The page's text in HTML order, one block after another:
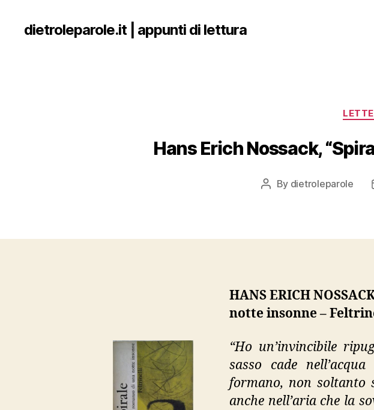
dietroleparole.it | appunti di lettura
Hans Erich Nossack,
Post
By dietroleparole
HANS ERICH
notte insonne –
“Ho un’invincibile
sasso cade
formano, non soltanto
anche nell’aria che la